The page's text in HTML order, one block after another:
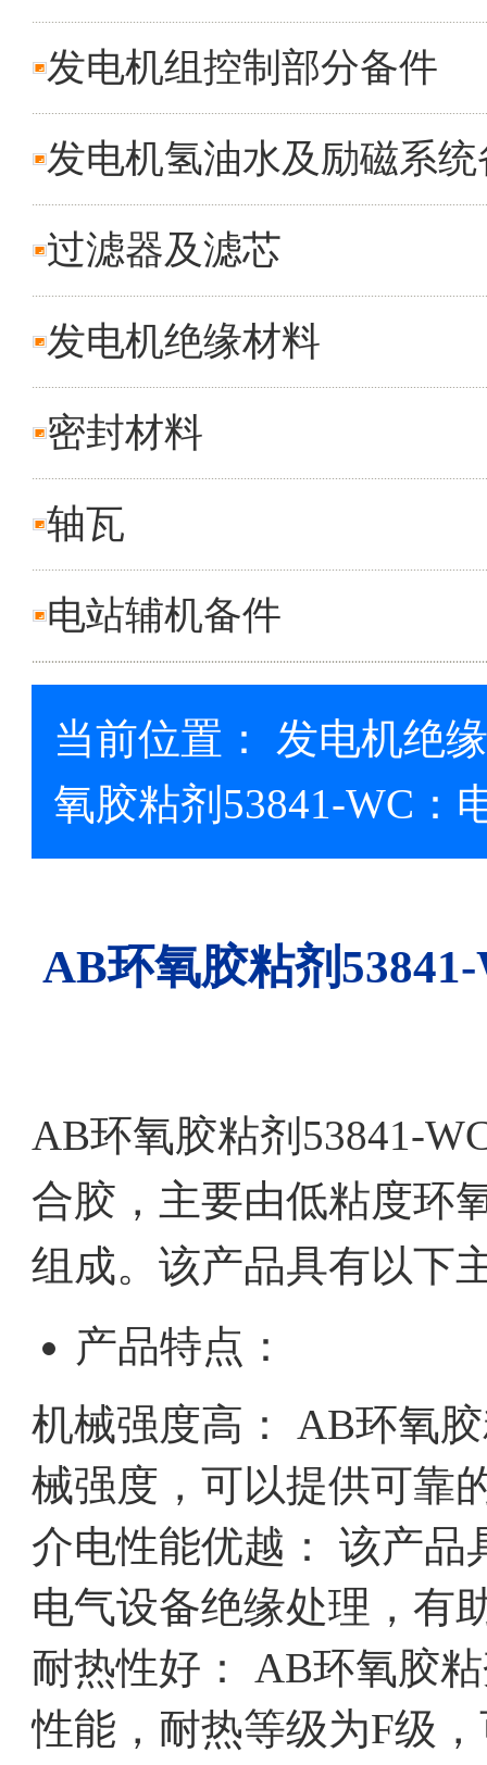
发电机组控制部分备件
发电机氢油水及励磁系统
过滤器及滤芯
发电机绝缘材料
密封材料
轴瓦
电站辅机备件
当前位置： 发电机绝
氧胶粘剂53841-WC：
AB环氧胶粘剂
AB环氧胶粘剂53841-
合胶，主要由低粘度环
组成。该产品具有以下
产品特点：
机械强度高： AB环氧
械强度，可以提供可靠
介电性能优越： 该产品
电气设备绝缘处理，有
耐热性好： AB环氧胶
性能，耐热等级为F级